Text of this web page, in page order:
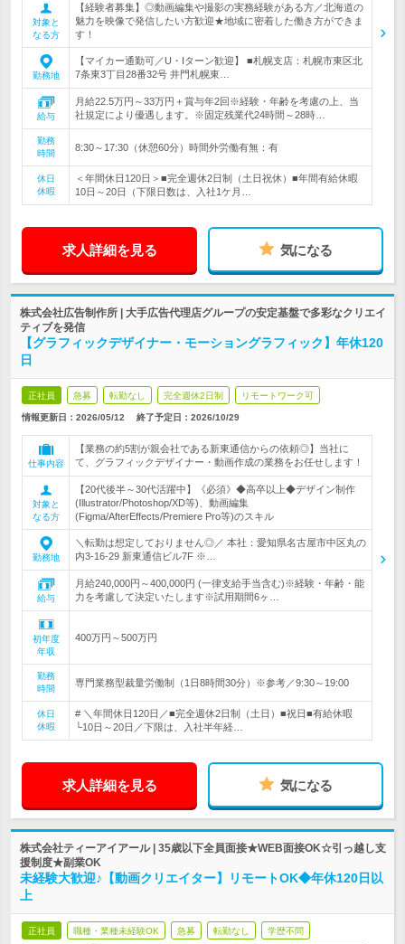
対象と
なる方
【経験者募集】◎動画編集や撮影の実務経験がある方／北海道の
魅力を映像で発信したい方歓迎★地域に密着した働き方ができま
す！
勤務地
【マイカー通勤可／U・Iターン歓迎】 ■札幌支店：札幌市東区北
7条東3丁目28番32号 井門札幌東…
給与
月給22.5万円～33万円＋賞与年2回※経験・年齢を考慮の上、当
社規定により優遇します。※固定残業代24時間～28時…
勤務
時間
8:30～17:30（休憩60分）時間外労働有無：有
休日
休暇
＜年間休日120日＞■完全週休2日制（土日祝休）■年間有給休暇
10日～20日（下限日数は、入社1ケ月…
求人詳細を見る 気になる
株式会社広告制作所 | 大手広告代理店グループの安定基盤で多彩なクリエイ
ティブを発信
【グラフィックデザイナー・モーショングラフィック】年休120
日
正社員 急募 転勤なし 完全週休2日制 リモートワーク可
情報更新日：2026/05/12 終了予定日： 2026/10/29
仕事内容
【業務の約5割が親会社である新東通信からの依頼◎】当社に
て、グラフィックデザイナー・動画作成の業務をお任せします！
対象と
なる方
【20代後半～30代活躍中】《必須》◆高卒以上◆デザイン制作
(Illustrator/Photoshop/XD等)、動画編集
(Figma/AfterEffects/Premiere Pro等)のスキル
勤務地
＼転勤は想定しておりません◎／ 本社：愛知県名古屋市中区丸の
内3-16-29 新東通信ビル7F ※…
給与
月給240,000円～400,000円 (一律支給手当含む)※経験・年齢・能
力を考慮して決定いたします※試用期間6ヶ…
初年度
年収
400万円～500万円
勤務
時間
専門業務型裁量労働制（1日8時間30分）※参考／9:30～19:00
休日
休暇
# ＼年間休日120日／■完全週休2日制（土日）■祝日■有給休暇
└10日～20日／下限は、入社半年経…
求人詳細を見る 気になる
株式会社ティーアイアール | 35歳以下全員面接★WEB面接OK☆引っ越し支
援制度★副業OK
未経験大歓迎♪【動画クリエイター】リモートOK◆年休120日以
上
正社員 職種・業種未経験OK 急募 転勤なし 学歴不問